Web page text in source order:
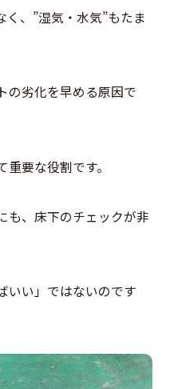
く、”湿気・水気”もたま
の劣化を早める原因で
要な役割です。
も、床下のチェックが非
いい」ではないのです